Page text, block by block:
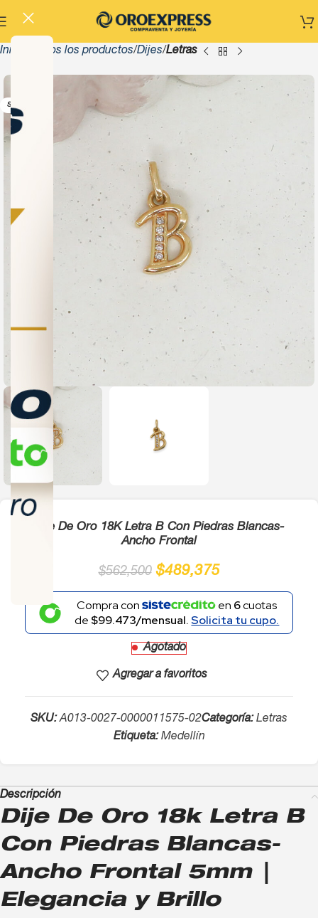
Inicio Todos los productos Dijes Letras
SOLD OUT
Click to enlarge
Dije De Oro 18K Letra B Con Piedras Blancas-
Ancho Frontal
$562,500 $489,375
Compra con en 6cuotas
de $99.473/mensual.Solicita tu cupo.
Agotado
Agregar a favoritos
SKU:A013-0027-0000011575-02Categoría: Letras
Etiqueta: Medellín
Descripción
Dije De Oro 18k Letra B
Con Piedras Blancas-
Ancho Frontal 5mm |
Elegancia y Brillo